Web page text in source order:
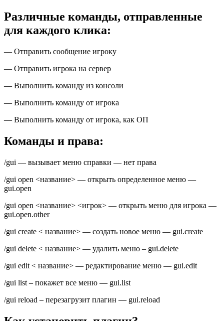
Различные команды, отправленные
для каждого клика:
— Отправить сообщение игроку
— Отправить игрока на сервер
— Выполнить команду из консоли
— Выполнить команду от игрока
— Выполнить команду от игрока, как ОП
Команды и права:
/gui — вызывает меню справки — нет права
/gui open <название> — открыть определенное меню —
gui.open
/gui open <название> <игрок> — открыть меню для игрока —
gui.open.other
/gui create < название> — создать новое меню — gui.create
/gui delete < название> — удалить меню – gui.delete
/gui edit < название> — редактирование меню — gui.edit
/gui list – покажет все меню — gui.list
/gui reload – перезагрузит плагин — gui.reload